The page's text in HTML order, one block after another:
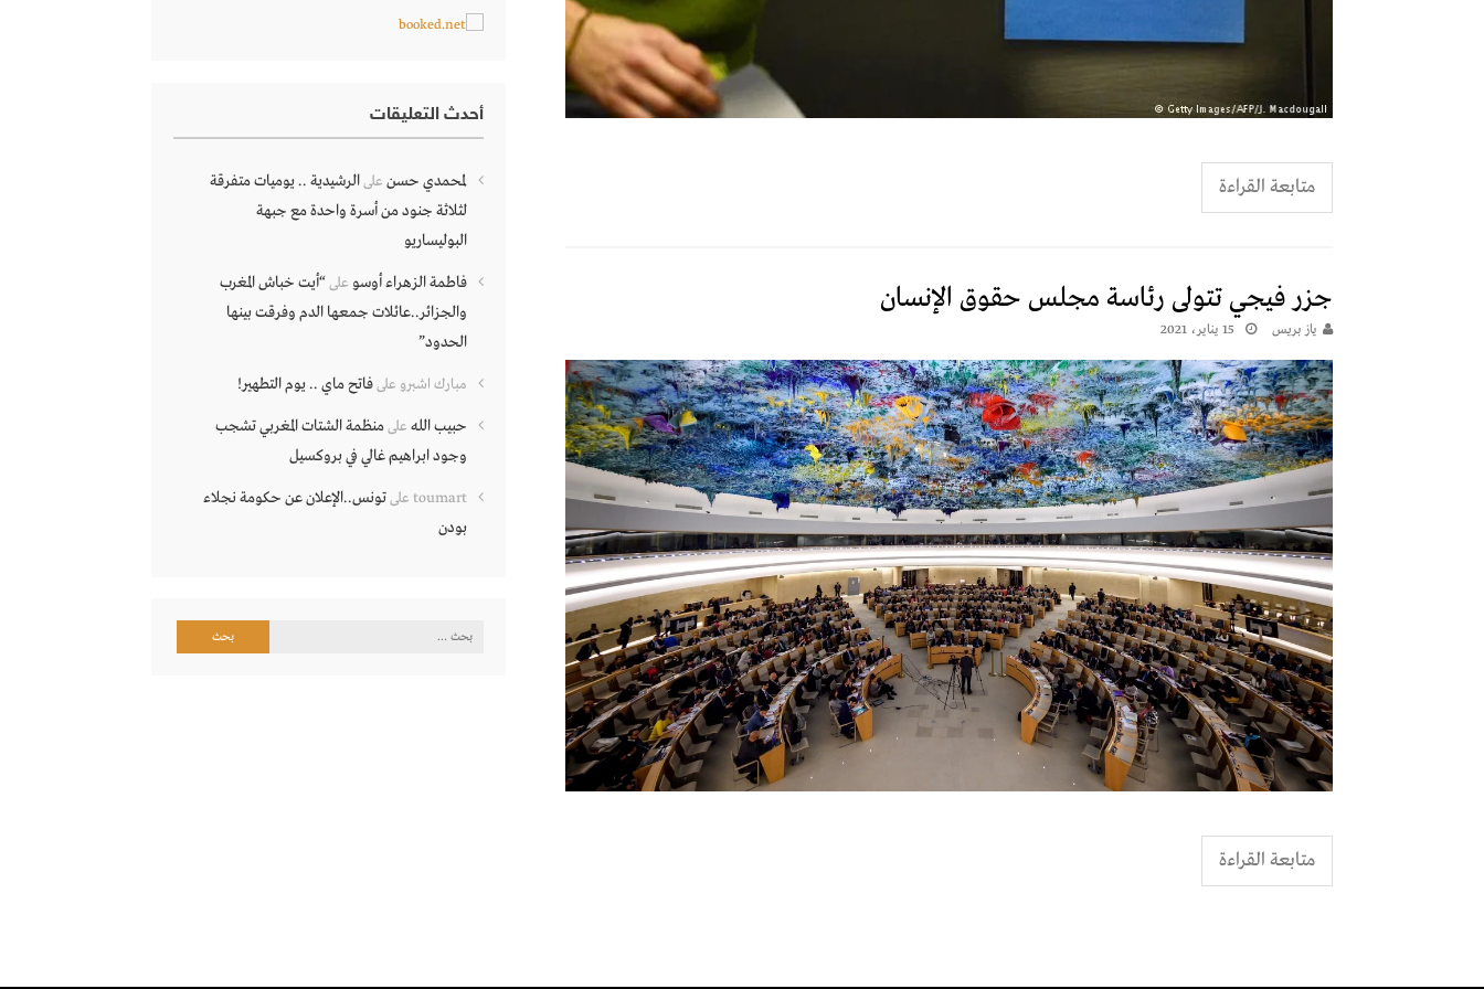
متابعة القراءة
جزر فيجي تتولى رئاسة مجلس حقوق الإنسان
يـاز بريـس 15 يناير، 2021
متابعة القراءة
أحدث التعليقات
لمحمدي حسن علىالرشيدية .. يوميات متفرقة
لثلاثة جنود من أسرة واحدة مع جبهة
البوليساريو
فاطمة الزهراء أوسو على“أيت خباش المغرب
والجزائر..عائلات جمعها الدم وفرقت بينها
الحدود”
مبارك اشبرو علىفاتح ماي .. يوم التطهير!
حبيب الله علىمنظمة الشتات المغربي تشجب
وجود ابراهيم غالي في بروكسيل
toumart علىتونس..الإعلان عن حكومة نجلاء
بودن
البحث